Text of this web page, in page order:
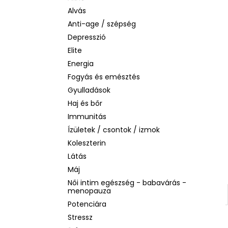
Alvás
Anti-age / szépség
Depresszió
Elite
Energia
Fogyás és emésztés
Gyulladások
Haj és bőr
Immunitás
Ízületek / csontok / izmok
Koleszterin
Látás
Máj
Női intim egészség - babavárás -
menopauza
Potenciára
Stressz
LA ROCHE-POSAY B5 RÁNCTALANÍTÓ
SZÉRUM ÉRZÉKENY BŐRRE, 10 ML
1 760 Ft
Korábbi: 4 580 Ft